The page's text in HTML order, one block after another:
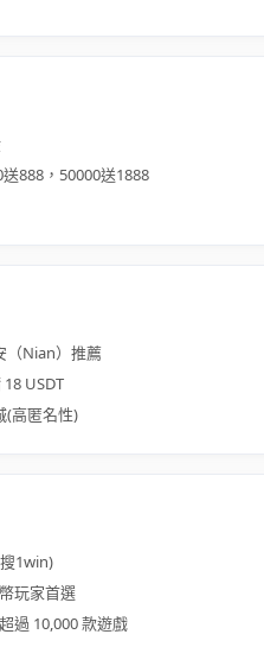
888，50000送1888
（Nian）推薦
USDT
(高匿名性)
1win)
玩家首選
過 10,000 款遊戲